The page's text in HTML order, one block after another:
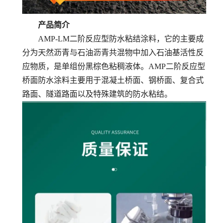
产品简介
AMP-LM二阶反应型防水粘结涂料，它的主要成
分为天然沥青与石油沥青共混物中加入石油基活性反
应物质，是单组份黑棕色粘稠液体。AMP二阶反应型
桥面防水涂料主要用于混凝土桥面、钢桥面、复合式
路面、隧道路面以及特殊建筑的防水粘结。